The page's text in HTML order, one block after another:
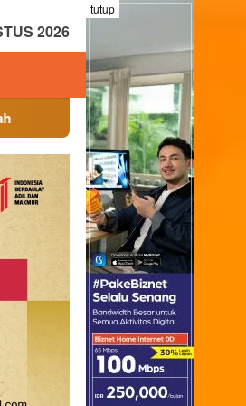
tutup
2026
Veteran Jadi Fokus, Badan